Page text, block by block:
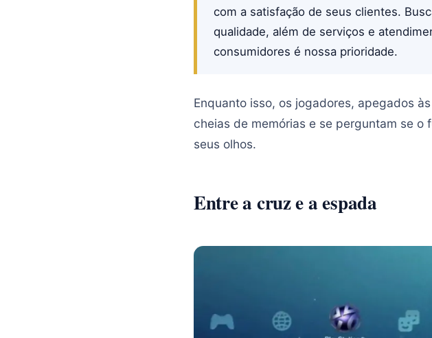
com a satisfação de seus clientes.
qualidade, além de serviços e
consumidores é nossa prioridade.
Enquanto isso, os jogadores, apegados
cheias de memórias e se perguntam se
seus olhos.
Entre a cruz e a espada